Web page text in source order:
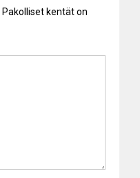
Pakolliset kentät on